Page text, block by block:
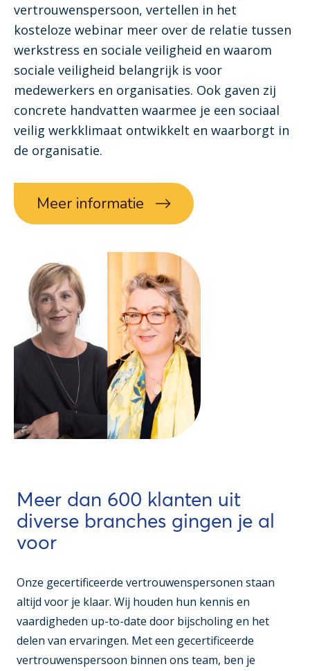
vertrouwenspersoon, vertellen in het
kosteloze webinar meer over de relatie tussen
werkstress en sociale veiligheid en waarom
sociale veiligheid belangrijk is voor
medewerkers en organisaties. Ook gaven zij
concrete handvatten waarmee je een sociaal
veilig werkklimaat ontwikkelt en waarborgt in
de organisatie.
Meer informatie
Meer dan 600 klanten uit
diverse branches gingen je al
voor
Onze gecertificeerde vertrouwenspersonen staan
altijd voor je klaar. Wij houden hun kennis en
vaardigheden up-to-date door bijscholing en het
delen van ervaringen. Met een gecertificeerde
vertrouwenspersoon binnen ons team, ben je